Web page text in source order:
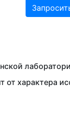
от характера